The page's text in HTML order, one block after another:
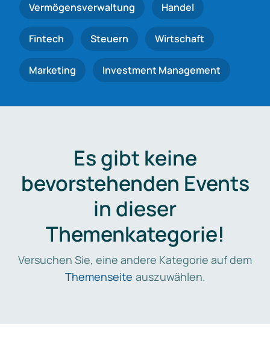
Vermögensverwaltung Handel
Fintech Steuern Wirtschaft
Marketing Investment Management
Es gibt keine
bevorstehenden Events
in dieser
Themenkategorie!
Versuchen Sie, eine andere Kategorie auf dem
Themenseite auszuwählen.